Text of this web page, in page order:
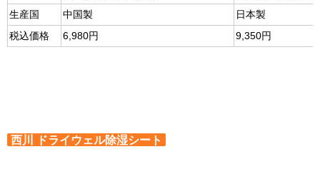
生産国
中国製
日本製
税込価格
6,980円 9,350円
西川 ドライウェル除湿シート